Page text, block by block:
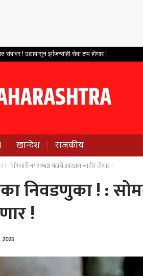
! उद्यापासून इर्मजन्सीही सेवा ठप्प होणार !
खान्देश राजकीय
! : सोमवारी नगराध्यक्ष पदाचे आरक्षण जाहीर होणार !
निवडणुका ! :
!
2025